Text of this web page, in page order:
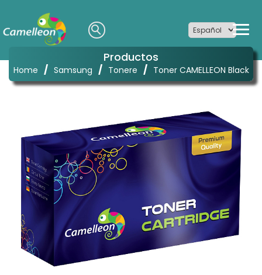
Productos
Home / Samsung / Tonere / Toner CAMELLEON Black